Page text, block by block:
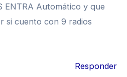
ENTRA Automático y que
si cuento con 9 radios
Responder